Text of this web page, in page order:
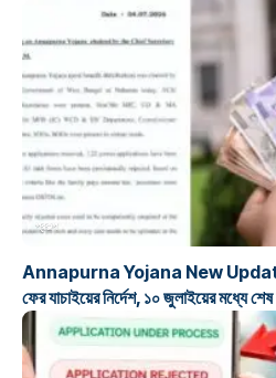
প্রকল্প
Annapurna Yojana New Update
ফের যাচাইয়ের নির্দেশ, ১০ জুলাইয়ের মধ্যে
ডিজিপির
সিদ্দিকী;
ইঙ্গিত